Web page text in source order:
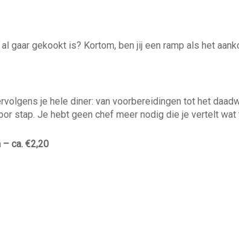
gaar gekookt is? Kortom, ben jij een ramp als het
je hele diner: van voorbereidingen tot het
stap. Je hebt geen chef meer nodig die je vertelt
ca. €2,20